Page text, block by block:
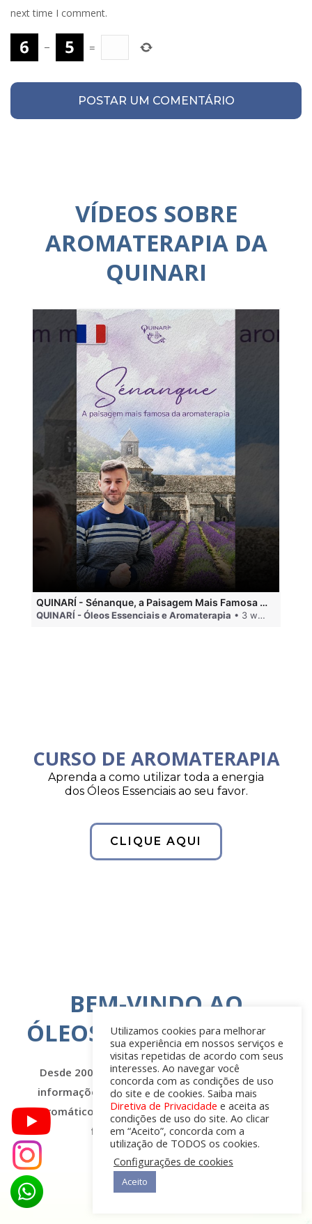
next time I comment.
− =
VÍDEOS SOBRE
AROMATERAPIA DA
QUINARI
QUINARÍ - Sénanque, a Paisagem Mais Famosa da Aromaterapia
QUINARÍ - Óleos Essenciais e Aromaterapia • 3 weeks ago
CURSO DE AROMATERAPIA
Aprenda a como utilizar toda a energia
dos Óleos Essenciais ao seu favor.
CLIQUE AQUI
BEM-VINDO AO
ÓLEOSESSENCIAIS.ORG
Desde 2009, trazendo o que há de melhor em
informações sobre óleos essenciais, químicos
aromáticos, isolados naturais, aromaterapia,
fragrâncias e perfumaria.
Utilizamos cookies para melhorar
sua experiência em nossos serviços e
visitas repetidas de acordo com seus
interesses. Ao navegar você
concorda com as condições de uso
do site e de cookies. Saiba mais
Diretiva de Privacidade e aceita as
condições de uso do site. Ao clicar
em “Aceito”, concorda com a
utilização de TODOS os cookies.
Configurações de cookies
Aceito